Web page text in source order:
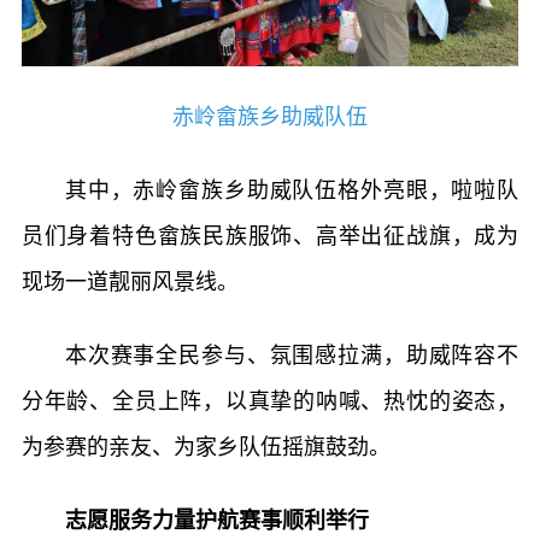
赤岭畲族乡助威队伍
其中，赤岭畲族乡助威队伍格外亮眼，啦啦队
员们身着特色畲族民族服饰、高举出征战旗，成为
现场一道靓丽风景线。
本次赛事全民参与、氛围感拉满，助威阵容不
分年龄、全员上阵，以真挚的呐喊、热忱的姿态，
为参赛的亲友、为家乡队伍摇旗鼓劲。
志愿服务力量护航赛事顺利举行